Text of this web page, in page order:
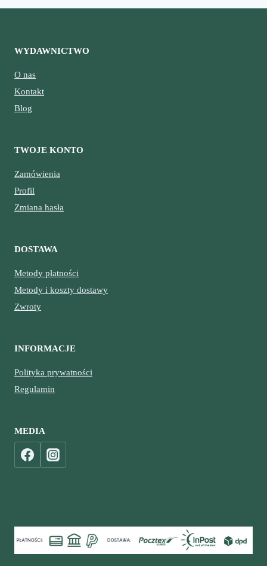
WYDAWNICTWO
O nas
Kontakt
Blog
TWOJE KONTO
Zamówienia
Profil
Zmiana hasła
DOSTAWA
Metody płatności
Metody i koszty dostawy
Zwroty
INFORMACJE
Polityka prywatności
Regulamin
MEDIA